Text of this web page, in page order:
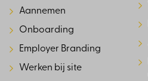
Aannemen
Onboarding
Employer Branding
Werken bij site